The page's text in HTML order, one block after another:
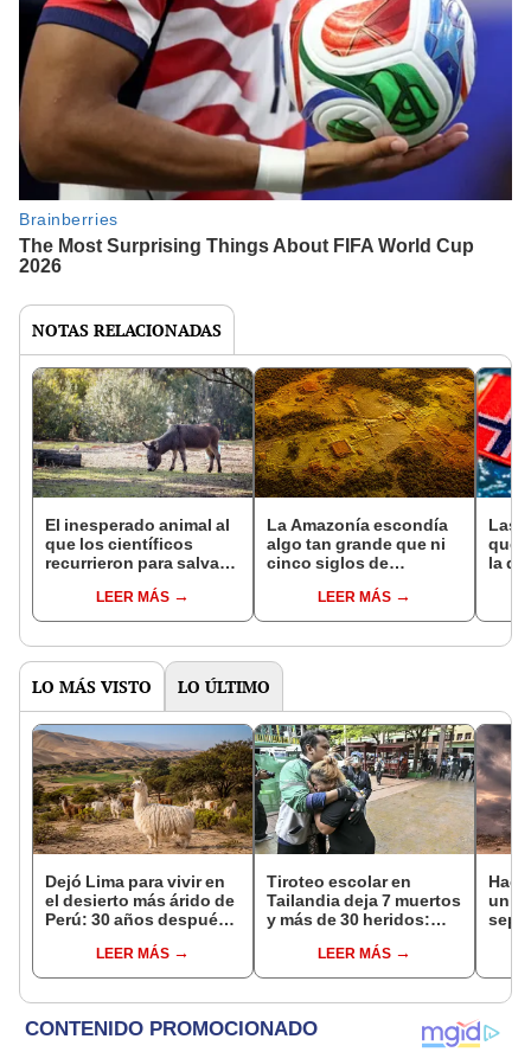
NOTAS RELACIONADAS
El inesperado animal al
que los científicos
recurrieron para salvar
reintroducción de un
asno salvaje está
en un paisaje con más
vida
LEER MÁS
La Amazonía escondía
algo tan grande que ni
cinco siglos de
encontrarlo: el hallazgo
podría cambiar todo lo
pasado
LEER MÁS
Las
que
la de
LO MÁS VISTO LO ÚLTIMO
Dejó Lima para vivir en
el desierto más árido de
Perú: 30 años después,
creó un sorprendente
ecosistema
LEER MÁS
Tiroteo escolar en
Tailandia deja 7 muertos
y más de 30 heridos:
las víctimas
LEER MÁS
un